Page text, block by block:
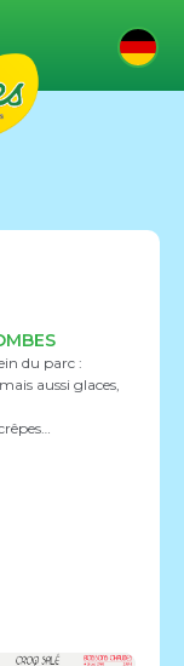
du parc :
aussi glaces,